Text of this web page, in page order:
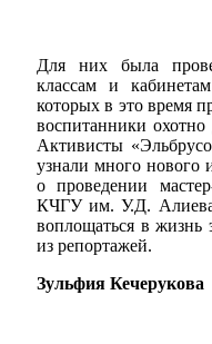
Для них была
классам и
которых в это время
воспитанники охотно
Активисты
узнали много нового
о проведении
КЧГУ им. У.Д.
воплощаться в жизнь
из репортажей.
Зульфия Кечерукова